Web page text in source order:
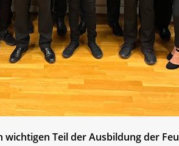
Teil der Ausbildung der